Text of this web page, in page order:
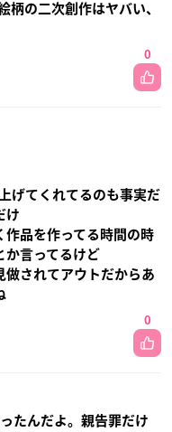
柄の二次創作はヤバい、
0
げてくれてるのも事実だ
け
作品を作ってる時間の時
か言ってるけど
做されてアウトだからあ
0
たんだよ。親告罪だけ